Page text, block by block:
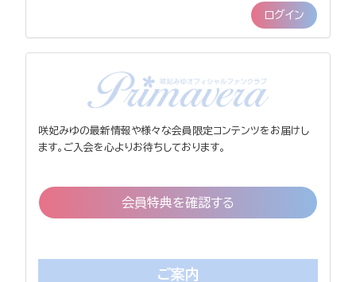
咲妃みゆの最新情報や様々な会員限定コンテンツをお届けし
ます。ご入会を心よりお待ちしております。
会員特典を確認する
ご案内